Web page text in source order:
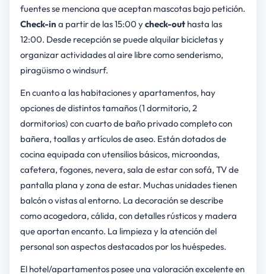
fuentes se menciona que aceptan mascotas bajo petición.
Check-in a partir de las 15:00 ycheck-outhasta las
12:00. Desde recepción se puede alquilar bicicletas y
organizar actividades al aire libre como senderismo,
piragüismo o windsurf.
En cuanto a las habitaciones y apartamentos, hay
opciones de distintos tamaños (1 dormitorio, 2
dormitorios) con cuarto de baño privado completo con
bañera, toallas y artículos de aseo. Están dotados de
cocina equipada con utensilios básicos, microondas,
cafetera, fogones, nevera, sala de estar con sofá, TV de
pantalla plana y zona de estar. Muchas unidades tienen
balcón o vistas al entorno. La decoración se describe
como acogedora, cálida, con detalles rústicos y madera
que aportan encanto. La limpieza y la atención del
personal son aspectos destacados por los huéspedes.
El hotel/apartamentos posee una valoración excelente en